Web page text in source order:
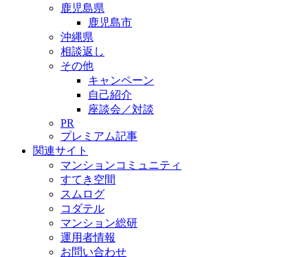
鹿児島県
鹿児島市
沖縄県
相談返し
その他
キャンペーン
自己紹介
座談会／対談
PR
プレミアム記事
関連サイト
マンションコミュニティ
すてき空間
スムログ
コダテル
マンション総研
運用者情報
お問い合わせ